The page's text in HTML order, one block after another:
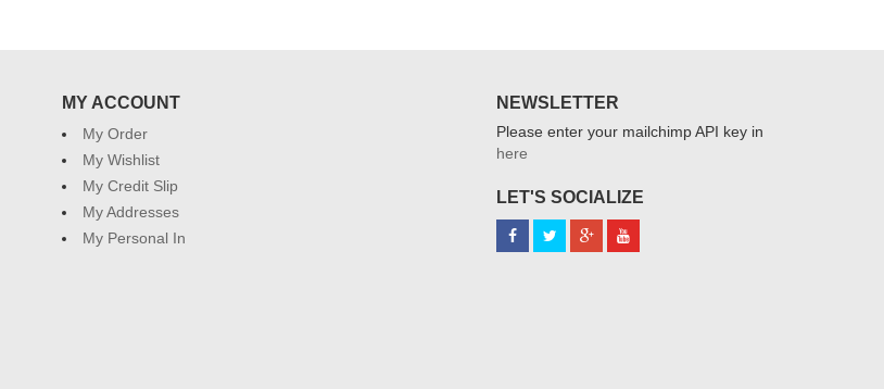
MY ACCOUNT
My Order
My Wishlist
My Credit Slip
My Addresses
My Personal In
NEWSLETTER
Please enter your mailchimp API key in
here
LET'S SOCIALIZE